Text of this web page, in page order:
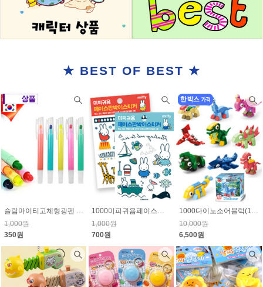
★ BEST OF BEST ★
슬림마이티고체형광펜 65%할인 *인쇄 없이 주문가능*
1,000원
350원
1000미피귀욤페이스판박이스티커
1,000원
700원
1000다이노소어블럭(10종) 1개650원
10,000원
6,500원